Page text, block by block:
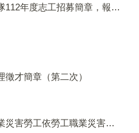
日起至112年9月25日(一)止，歡迎有興趣的民眾踴躍參加。
才簡章（第二次）
之照護補助，雇主抵充勞動基準法第59條規定之職 業災害補償疑義一案」